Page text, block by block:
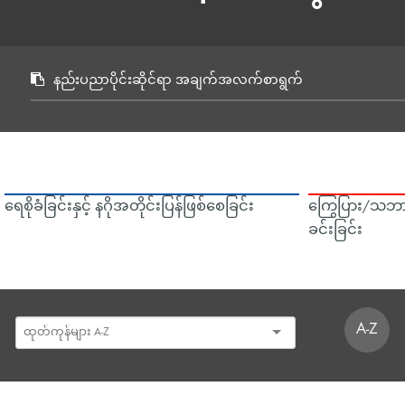
နည်းပညာပိုင်းဆိုင်ရာ အချက်အလက်စာရွက်
ရေစိုခံခြင်းနှင့် နဂိုအတိုင်းပြန်ဖြစ်စေခြင်း
ကြွေပြား/သ
ခင်းခြင်း
A-Z